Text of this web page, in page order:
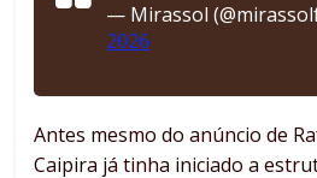
— Mirassol
2026
Antes mesmo do anúncio de
Caipira já tinha iniciado a